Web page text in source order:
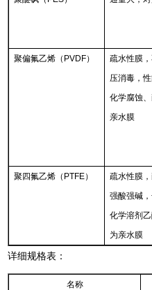
聚偏氟乙烯（PVDF）
疏水性膜
压消毒，
化学腐蚀
亲水膜
聚四氟乙烯（PTFE）
疏水性膜
强酸强碱
化学溶剂
为亲水膜
详细规格表：
名称